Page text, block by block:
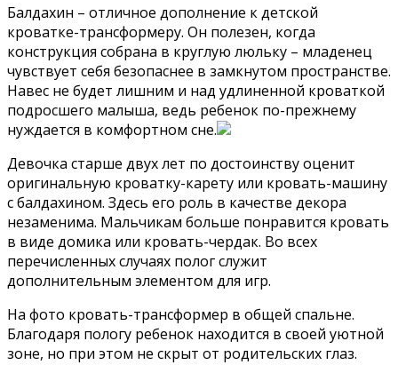
Балдахин – отличное дополнение к детской
кроватке-трансформеру. Он полезен, когда
конструкция собрана в круглую люльку – младенец
чувствует себя безопаснее в замкнутом пространстве.
Навес не будет лишним и над удлиненной кроваткой
подросшего малыша, ведь ребенок по-прежнему
нуждается в комфортном сне.
Девочка старше двух лет по достоинству оценит
оригинальную кроватку-карету или кровать-машину
с балдахином. Здесь его роль в качестве декора
незаменима. Мальчикам больше понравится кровать
в виде домика или кровать-чердак. Во всех
перечисленных случаях полог служит
дополнительным элементом для игр.
На фото кровать-трансформер в общей спальне.
Благодаря пологу ребенок находится в своей уютной
зоне, но при этом не скрыт от родительских глаз.